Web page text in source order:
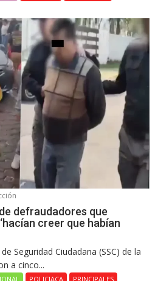
defraudadores que
creer que habían
Seguridad Ciudadana (SSC) de la
a cinco...
POLICIACA PRINCIPALES